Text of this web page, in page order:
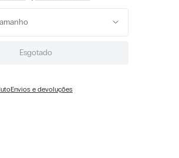
Esgotado
Envios e devoluções